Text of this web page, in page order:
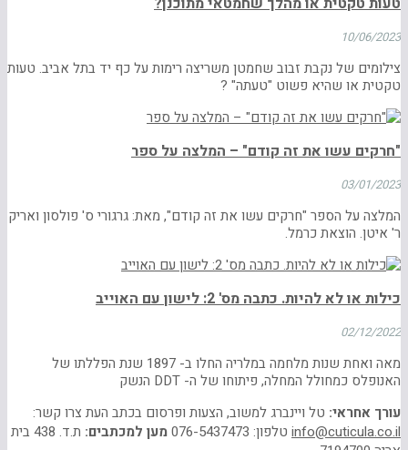
10/06/2023
צילומים של נקבת זבוב שחמטן משריצה רימות על כף יד בתל אביב. טעות
טקטית או שהיא פשוט "טעתה" ?
"חרקים עשו את זה קודם" – המלצה על ספר
03/01/2023
המלצה על הספר "חרקים עשו את זה קודם", מאת: גרגורי ס' פולסון ואריק
ר' איטן. הוצאת כרמל.
כילות או לא להיות. כתבה מס' 2: לישון עם האוייב
02/12/2022
מאה ואחת שנות מלחמה במלריה החלו ב- 1897 שנת הפללתו של
האנופלס כמחולל המחלה, פיתוחו של ה- DDT הנשק
עורך אחראי: טל ויינברג למשוב, הצעות ופרסום בכתב העת צרו קשר:
info@cuticula.co.il טלפון: 076-5437473 מען למכתבים:
ת.ד. 438 בית